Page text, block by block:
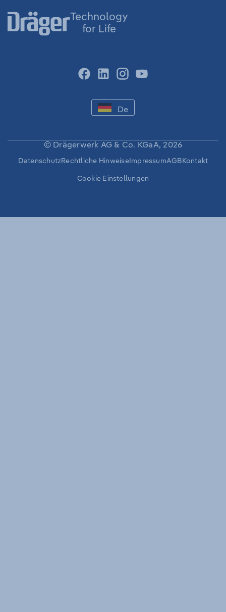
Technology
for Life
facebook
linkedininstagram
De
-
DEUTSCH
WECHSELN
© Drägerwerk AG & Co. KGaA, 2026
Sekundäre
Navigation
DatenschutzRechtliche HinweiseImpressumAGB Kontakt
Cookie Einstellungen